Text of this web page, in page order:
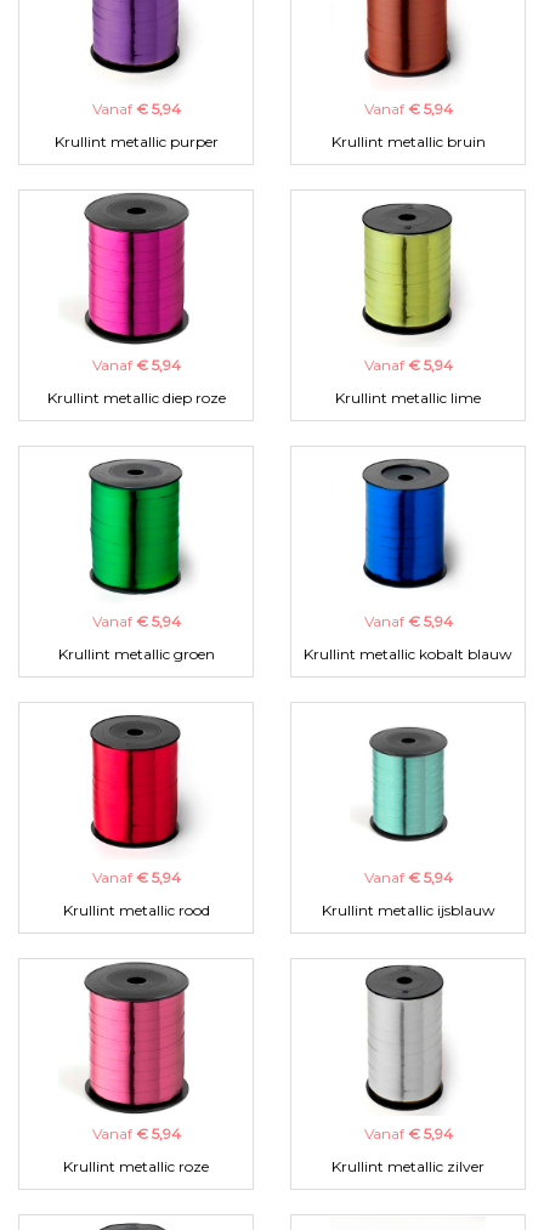
Vanaf € 5,94
Krullint metallic purper
Vanaf € 5,94
Krullint metallic bruin
Vanaf € 5,94
Krullint metallic diep roze
Vanaf € 5,94
Krullint metallic lime
Vanaf € 5,94
Krullint metallic groen
Vanaf € 5,94
Krullint metallic kobalt blauw
Vanaf € 5,94
Krullint metallic rood
Vanaf € 5,94
Krullint metallic ijsblauw
Vanaf € 5,94
Krullint metallic roze
Vanaf € 5,94
Krullint metallic zilver